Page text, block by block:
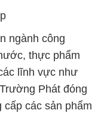
ngành công
thực phẩm
lĩnh vực như
Phát đóng
cấp các sản phẩm